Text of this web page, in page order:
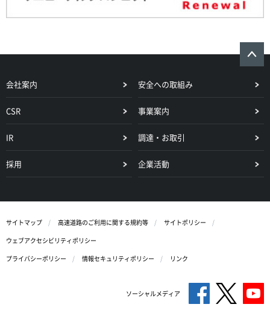
会社案内 安全への取組み
CSR 事業案内
IR 調達・お取引
採用 企業活動
サイトマップ 高速道路のご利用に関する規約等
サイトポリシー
ウェブアクセシビリティポリシー
プライバシーポリシー
情報セキュリティポリシー リンク
ソーシャルメディア